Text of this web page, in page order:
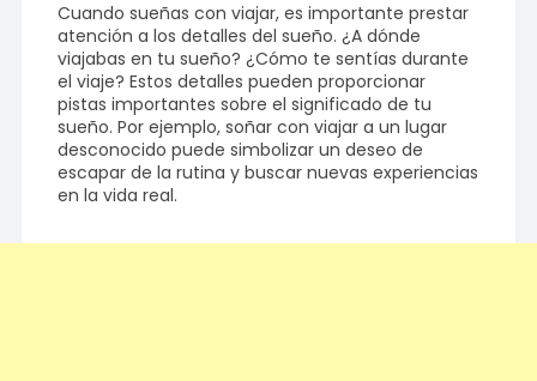
Cuando sueñas con viajar, es importante prestar
atención a los detalles del sueño. ¿A dónde
viajabas en tu sueño? ¿Cómo te sentías durante
el viaje? Estos detalles pueden proporcionar
pistas importantes sobre el significado de tu
sueño. Por ejemplo, soñar con viajar a un lugar
desconocido puede simbolizar un deseo de
escapar de la rutina y buscar nuevas experiencias
en la vida real.